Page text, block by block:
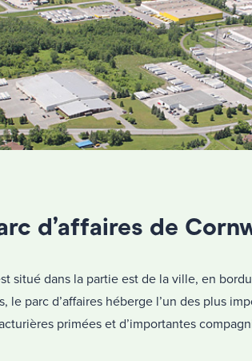
d’affaires de
situé dans la partie est de la ville, en
le parc d’affaires héberge l’un des plus
primées et d’importantes